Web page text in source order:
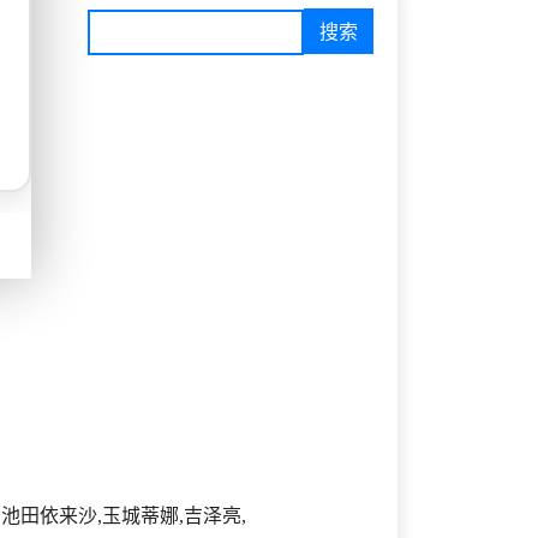
田依来沙,玉城蒂娜,吉泽亮,